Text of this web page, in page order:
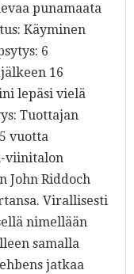
punamaata
Käyminen
6
16
lepäsi vielä
Tuottajan
vuotta
viinitalon
John Riddoch
Virallisesti
nimellään
samalla
jatkaa